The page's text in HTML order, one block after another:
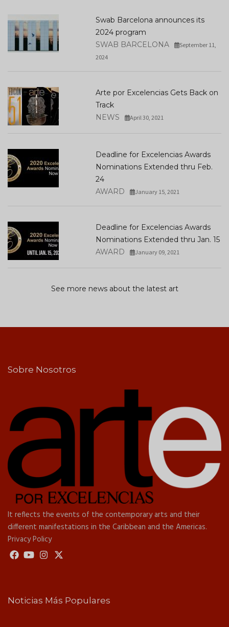
Swab Barcelona announces its
2024 program
SWAB BARCELONA
September 11,
2024
Arte por Excelencias Gets Back on
Track
NEWS
April 30, 2021
Deadline for Excelencias Awards
Nominations Extended thru Feb.
24
AWARD
January 15, 2021
Deadline for Excelencias Awards
Nominations Extended thru Jan. 15
AWARD
January 09, 2021
See more news about the latest art
Sobre Nosotros
It reflects the events of the contemporary arts and their
different manifestations in the Caribbean and the Americas.
Privacy Policy
Noticias Más Populares